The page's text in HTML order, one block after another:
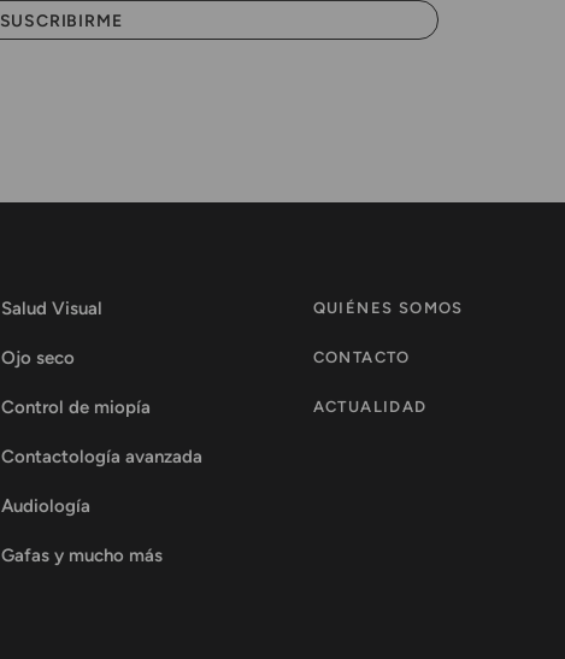
Salud Visual
Ojo seco
Control de miopía
Contactología avanzada
Audiología
Gafas y mucho más
QUIÉNES SOMOS
CONTACTO
ACTUALIDAD